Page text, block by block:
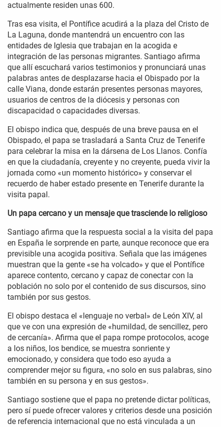
actualmente residen unas 600.
Tras esa visita, el Pontífice acudirá a la plaza del Cristo de
La Laguna, donde mantendrá un encuentro con las
entidades de Iglesia que trabajan en la acogida e
integración de las personas migrantes. Santiago afirma
que allí escuchará varios testimonios y pronunciará unas
palabras antes de desplazarse hacia el Obispado por la
calle Viana, donde estarán presentes personas mayores,
usuarios de centros de la diócesis y personas con
discapacidad o capacidades diversas.
El obispo indica que, después de una breve pausa en el
Obispado, el papa se trasladará a Santa Cruz de Tenerife
para celebrar la misa en la dársena de Los Llanos. Confía
en que la ciudadanía, creyente y no creyente, pueda vivir la
jornada como «un momento histórico» y conservar el
recuerdo de haber estado presente en Tenerife durante la
visita papal.
Un papa cercano y un mensaje que trasciende lo religioso
Santiago afirma que la respuesta social a la visita del papa
en España le sorprende en parte, aunque reconoce que era
previsible una acogida positiva. Señala que las imágenes
muestran que la gente «se ha volcado» y que el Pontífice
aparece contento, cercano y capaz de conectar con la
población no solo por el contenido de sus discursos, sino
también por sus gestos.
El obispo destaca el «lenguaje no verbal» de León XIV, al
que ve con una expresión de «humildad, de sencillez, pero
de cercanía». Afirma que el papa rompe protocolos, acoge
a los niños, los bendice, se muestra sonriente y
emocionado, y considera que todo eso ayuda a
comprender mejor su figura, «no solo en sus palabras, sino
también en su persona y en sus gestos».
Santiago sostiene que el papa no pretende dictar políticas,
pero sí puede ofrecer valores y criterios desde una posición
de referencia internacional que no está vinculada a un